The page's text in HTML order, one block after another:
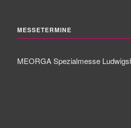
MESSETERMINE
MEORGA Spezialmesse